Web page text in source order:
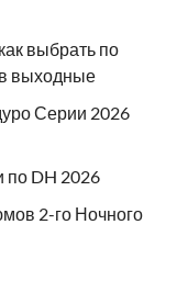
выбрать по
в выходные
Серии 2026
по DH 2026
2-го Ночного